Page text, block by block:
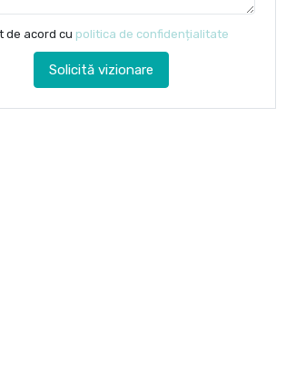
de acord cu politica de confidențialitate
Solicită vizionare